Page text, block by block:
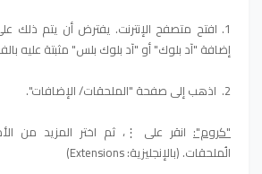
1. افتح متصفح الإنترنت. يفترض أن يتم
إضافة "آد بلوك" أو "آد بلوك بلس" مثبتة عليه
2. اذهب إلى صفحة "الملحقات/ الإضافات".
"كروم": انقر على ⋮، ثم اختر المزيد من
الُملحقات. (بالإنجليزية: Extensions)